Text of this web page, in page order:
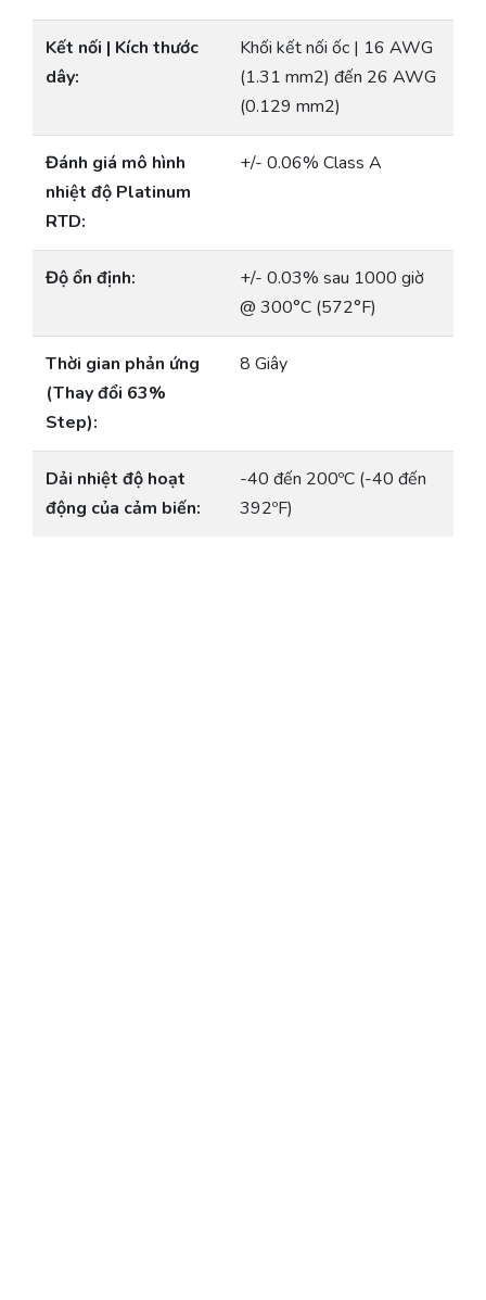
Kết nối | Kích thước
dây:
Khối kết nối ốc | 16 AWG
(1.31 mm2) đến 26 AWG
(0.129 mm2)
Đánh giá mô hình
nhiệt độ Platinum
RTD:
+/- 0.06% Class A
Độ ổn định:
+/- 0.03% sau 1000 giờ
@ 300°C (572°F)
Thời gian phản ứng
(Thay đổi 63%
Step):
8 Giây
Dải nhiệt độ hoạt
động của cảm biến:
-40 đến 200ºC (-40 đến
392ºF)